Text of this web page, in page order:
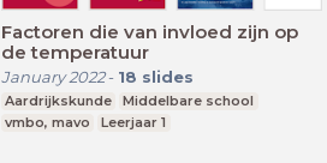
Factoren die van invloed zijn op
de temperatuur
January 2022- 18 slides
Aardrijkskunde
Middelbare school
vmbo, mavo
Leerjaar 1